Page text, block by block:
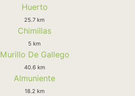
Huerto
25.7 km
Chimillas
5 km
Murillo De Gallego
40.6 km
Almuniente
18.2 km